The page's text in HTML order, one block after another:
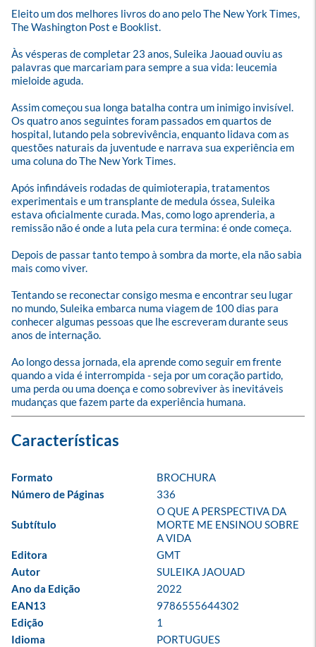
Eleito um dos melhores livros do ano pelo The New York Times,
The Washington Post e Booklist.
Às vésperas de completar 23 anos, Suleika Jaouad ouviu as
palavras que marcariam para sempre a sua vida: leucemia
mieloide aguda.
Assim começou sua longa batalha contra um inimigo invisível.
Os quatro anos seguintes foram passados em quartos de
hospital, lutando pela sobrevivência, enquanto lidava com as
questões naturais da juventude e narrava sua experiência em
uma coluna do The New York Times.
Após infindáveis rodadas de quimioterapia, tratamentos
experimentais e um transplante de medula óssea, Suleika
estava oficialmente curada. Mas, como logo aprenderia, a
remissão não é onde a luta pela cura termina: é onde começa.
Depois de passar tanto tempo à sombra da morte, ela não sabia
mais como viver.
Tentando se reconectar consigo mesma e encontrar seu lugar
no mundo, Suleika embarca numa viagem de 100 dias para
conhecer algumas pessoas que lhe escreveram durante seus
anos de internação.
Ao longo dessa jornada, ela aprende como seguir em frente
quando a vida é interrompida - seja por um coração partido,
uma perda ou uma doença e como sobreviver às inevitáveis
mudanças que fazem parte da experiência humana.
Formato
BROCHURA
Número de Páginas
336
Subtítulo
O QUE A PERSPECTIVA DA
MORTE ME ENSINOU SOBRE
A VIDA
Editora
GMT
Autor
SULEIKA JAOUAD
Ano da Edição
2022
EAN13
9786555644302
Edição
1
Idioma
PORTUGUES